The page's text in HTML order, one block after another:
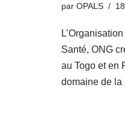
par OPALS
Santé, ONG
au Togo et en
domaine de